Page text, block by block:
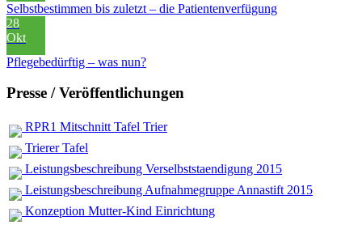
Selbstbestimmen bis zuletzt – die Patientenverfügung
28
Okt
Pflegebedürftig – was nun?
Presse / Veröffentlichungen
RPR1 Mitschnitt Tafel Trier
Trierer Tafel
Leistungsbeschreibung Verselbststaendigung 2015
Leistungsbeschreibung Aufnahmegruppe Annastift 2015
Konzeption Mutter-Kind Einrichtung